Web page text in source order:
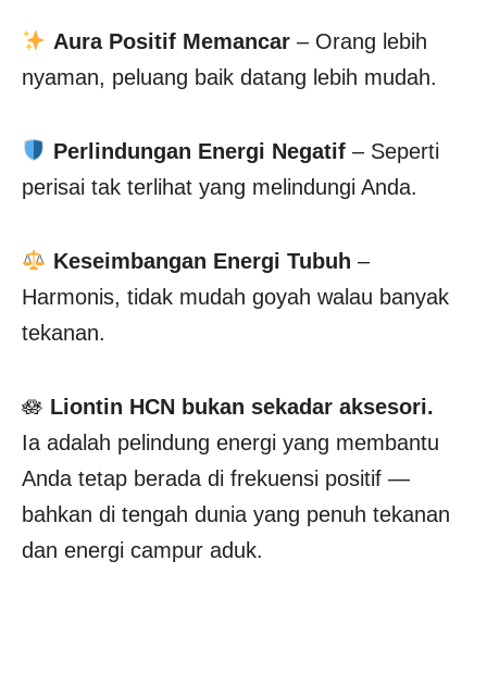
Aura Positif Memancar– Orang lebih
nyaman, peluang baik datang lebih mudah.
Perlindungan Energi Negatif– Seperti
perisai tak terlihat yang melindungi Anda.
Keseimbangan Energi Tubuh –
Harmonis, tidak mudah goyah walau banyak
tekanan.
🪷 Liontin HCN bukan sekadar aksesori.
Ia adalah pelindung energi yang membantu
Anda tetap berada di frekuensi positif —
bahkan di tengah dunia yang penuh tekanan
dan energi campur aduk.